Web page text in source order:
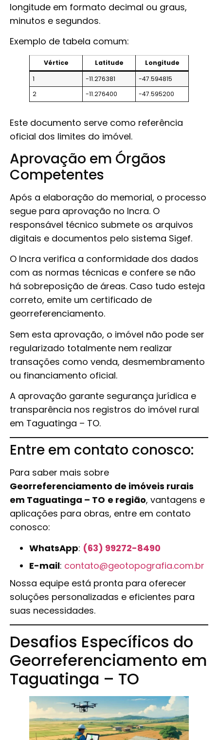
longitude em formato decimal ou graus,
minutos e segundos.
Exemplo de tabela comum:
Vértice Latitude
Longitude
1
-11.276381
-47.594815
2
-11.276400 -47.595200
Este documento serve como referência
oficial dos limites do imóvel.
Aprovação em Órgãos
Competentes
Após a elaboração do memorial, o processo
segue para aprovação no Incra. O
responsável técnico submete os arquivos
digitais e documentos pelo sistema Sigef.
O Incra verifica a conformidade dos dados
com as normas técnicas e confere se não
há sobreposição de áreas. Caso tudo esteja
correto, emite um certificado de
georreferenciamento.
Sem esta aprovação, o imóvel não pode ser
regularizado totalmente nem realizar
transações como venda, desmembramento
ou financiamento oficial.
A aprovação garante segurança jurídica e
transparência nos registros do imóvel rural
em Taguatinga – TO.
Entre em contato conosco:
Para saber mais sobre
Georreferenciamento de imóveis rurais
em Taguatinga – TO e região, vantagens e
aplicações para obras, entre em contato
conosco:
WhatsApp: (63) 99272-8490
E-mail: contato@geotopografia.com.br
Nossa equipe está pronta para oferecer
soluções personalizadas e eficientes para
suas necessidades.
Desafios Específicos do
Georreferenciamento em
Taguatinga – TO